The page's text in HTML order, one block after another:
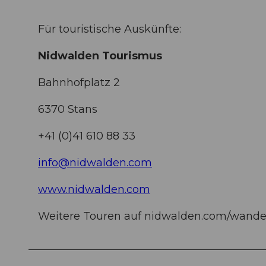
Für touristische Auskünfte:
Nidwalden Tourismus
Bahnhofplatz 2
6370 Stans
+41 (0)41 610 88 33
info@nidwalden.com
www.nidwalden.com
Weitere Touren auf nidwalden.com/